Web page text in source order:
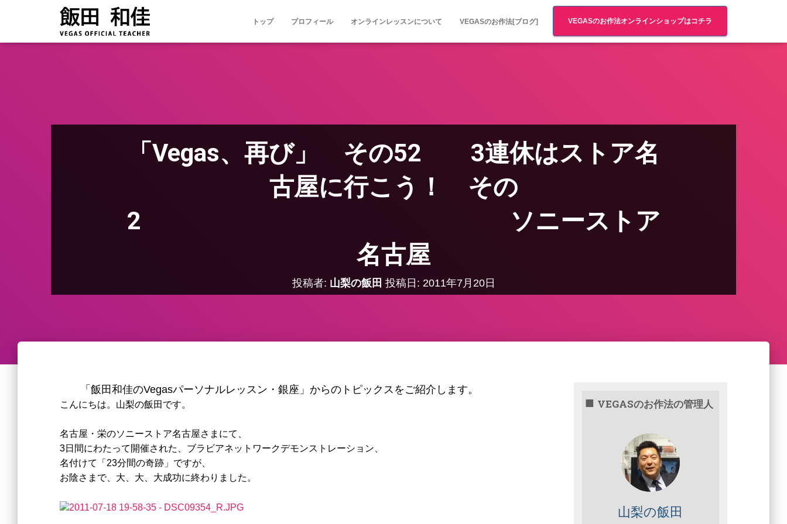
トップ プロフィール オンラインレッスンについて VEGASのお作法[ブログ] VEGASのお作法オンラインショップはコチラ
「Vegas、再び」 その52 3連休はストア名
古屋に行こう！ その
2 ソニーストア
名古屋
投稿者: 山梨の飯田 投稿日: 2011年7月20日
「飯田和佳のVegasパーソナルレッスン・銀座」からのトピックスをご紹介します。
こんにちは。山梨の飯田です。
名古屋・栄のソニーストア名古屋さまにて、
3日間にわたって開催された、 ブラビアネットワークデモンストレーション、
名付けて「23分間の奇跡」ですが、
お陰さまで、大、大、大成功に終わりました。
VEGASのお作法の管理人
山梨の飯田